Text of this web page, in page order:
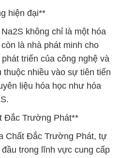
hiện đại**
không chỉ là một hóa
là nhà phát minh cho
triển của công nghệ và
thuộc nhiều vào sự tiên tiến
liệu hóa học như hóa
Đắc Trường Phát**
Chất Đắc Trường Phát, tự
trong lĩnh vực cung cấp